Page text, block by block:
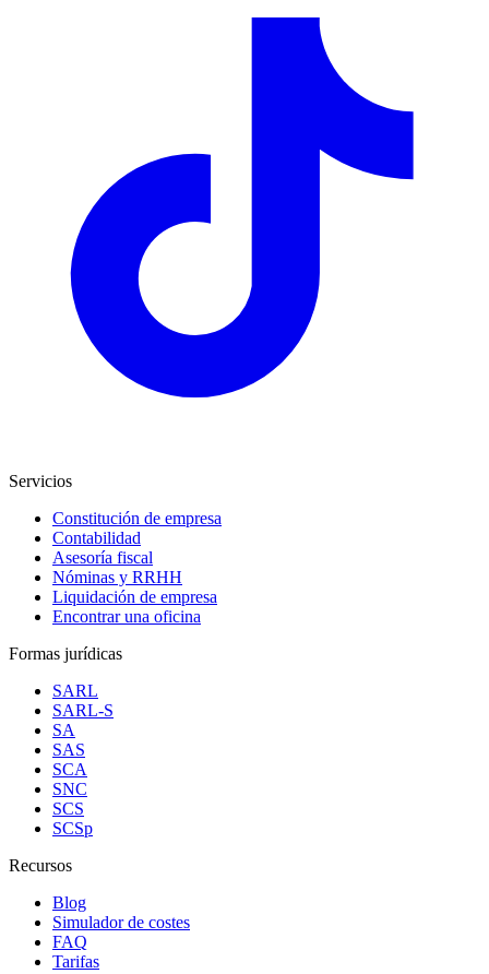
Servicios
Constitución de empresa
Contabilidad
Asesoría fiscal
Nóminas y RRHH
Liquidación de empresa
Encontrar una oficina
Formas jurídicas
SARL
SARL-S
SA
SAS
SCA
SNC
SCS
SCSp
Recursos
Blog
Simulador de costes
FAQ
Tarifas